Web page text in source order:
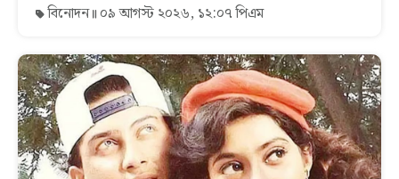
বিনোদন ০৯ আগস্ট ২০২৬, ১২:০৭ পিএম